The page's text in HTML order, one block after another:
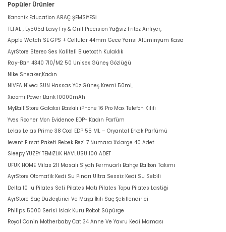
Popüler Ürünler
Kanonik Education ARAÇ ŞEMSİYESİ
TEFAL , Ey505d Easy Fry & Grill Precision Yağsız Fritöz Airfryer,
Apple Watch SE GPS + Cellular 44mm Gece Yarısı Alüminyum Kasa
AyrStore Stereo Ses Kaliteli Bluetooth Kulaklık
Ray-Ban 4340 710/M2 50 Unisex Güneş Gözlüğü
Nike Sneaker,Kadın
NIVEA Nivea SUN Hassas Yüz Güneş Kremi 50ml,
Xiaomi Power Bank 10000mAh
MyBalliStore Galaksi Baskılı iPhone 16 Pro Max Telefon Kılıfı
Yves Rocher Mon Evidence EDP- Kadın Parfüm
Lelas Lelas Prime 38 Cool EDP 55 ML – Oryantal Erkek Parfümü
levent Fırsat Paketi Bebek Bezi 7 Numara Xxlarge 40 Adet
Sleepy YÜZEY TEMİZLİK HAVLUSU 100 ADET
UFUK HOME Milas 211 Masalı Siyah Fermuarlı Bahçe Balkon Takımı
AyrStore Otomatik Kedi Su Pınarı Ultra Sessiz Kedi Su Sebili
Delta 10 lu Pilates Seti Pilates Matı Pilates Topu Pilates Lastiği
AyrStore Saç Düzleştirici Ve Maşa İkili Saç Şekillendirici
Philips 5000 Serisi Islak Kuru Robot Süpürge
Royal Canin Motherbaby Cat 34 Anne Ve Yavru Kedi Maması